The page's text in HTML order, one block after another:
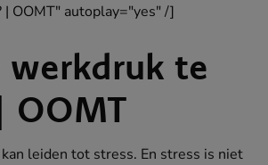
OOMT" autoplay="yes" /]
te
OOMT
leiden tot stress. En stress is niet